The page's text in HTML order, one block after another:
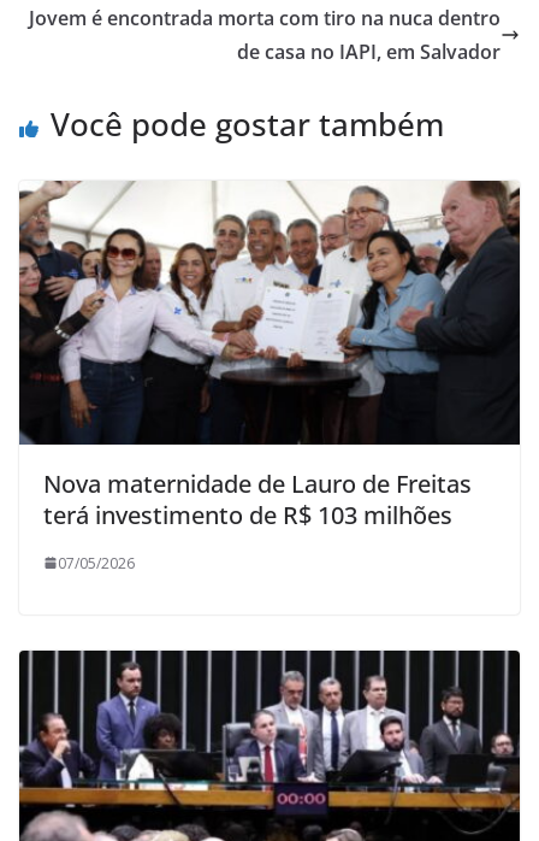
Jovem é encontrada morta com tiro na nuca dentro
de casa no IAPI, em Salvador
Você pode gostar também
Nova maternidade de Lauro de Freitas
terá investimento de R$ 103 milhões
07/05/2026